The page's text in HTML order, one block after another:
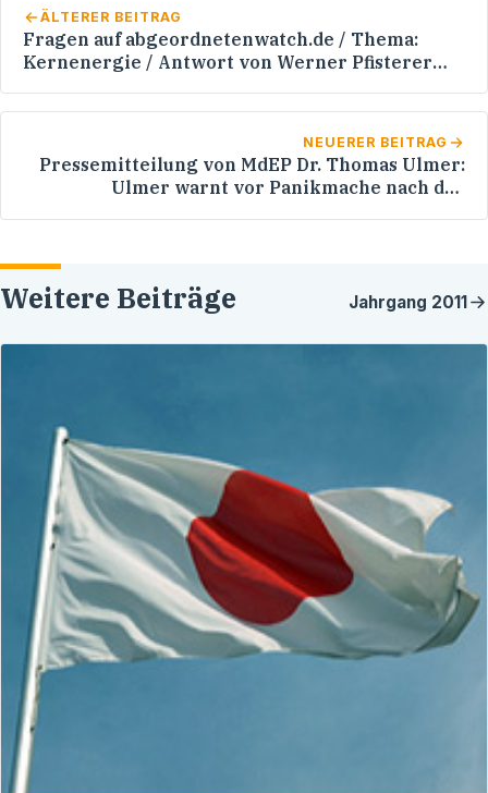
ÄLTERER BEITRAG
Fragen auf abgeordnetenwatch.de / Thema:
Kernenergie / Antwort von Werner Pfisterer
NEUERER BEITRAG
Pressemitteilung von MdEP Dr. Thomas Ulmer:
Ulmer warnt vor Panikmache nach der
Weitere Beiträge Jahrgang 2011